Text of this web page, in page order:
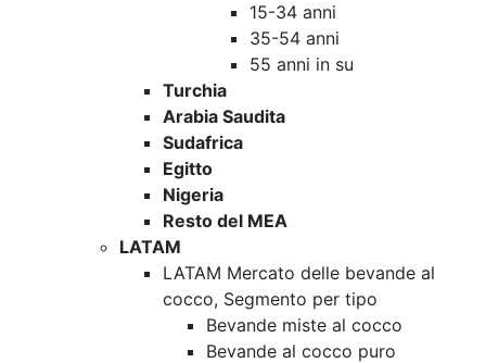
15-34 anni
35-54 anni
55 anni in su
Turchia
Arabia Saudita
Sudafrica
Egitto
Nigeria
Resto del MEA
LATAM
LATAM Mercato delle bevande al
cocco, Segmento per tipo
Bevande miste al cocco
Bevande al cocco puro